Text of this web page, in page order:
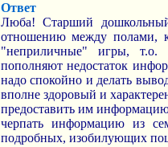
Ответ
Люба! Старший
отношению между полами,
"неприличные" игры, т.о.
пополняют недостаток
надо спокойно и делать
вполне здоровый и
предоставить им
черпать информацию из
подробных, изобилующих